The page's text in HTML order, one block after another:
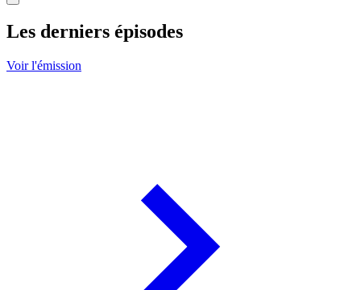
Les derniers épisodes
Voir l'émission